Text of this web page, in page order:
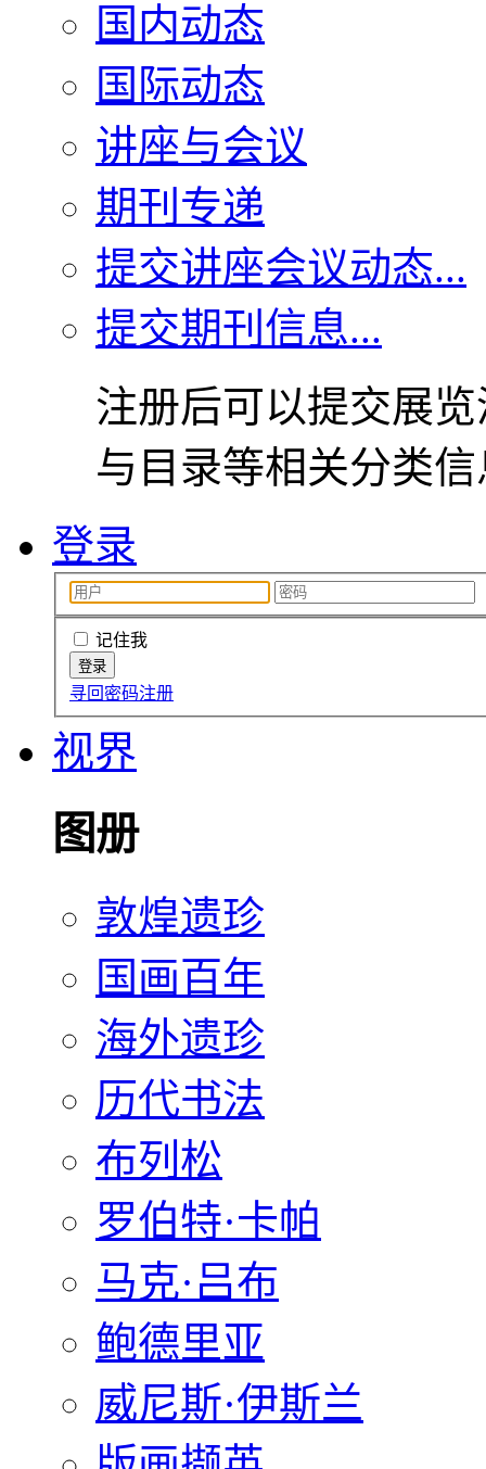
国内动态
国际动态
讲座与会议
期刊专递
提交讲座会议动态...
提交期刊信息...
注册后可以提交展
与目录等相关分类
登录
记住我
寻回密码注册
视界
图册
敦煌遗珍
国画百年
海外遗珍
历代书法
布列松
罗伯特·卡帕
马克·吕布
鲍德里亚
威尼斯·伊斯兰